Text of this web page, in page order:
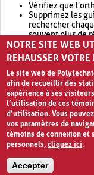
Vérifiez que
Supprimez les
rechercher
souvent plus de
Envisagez
retournera
NOTRE SITE WEB
REHAUSSER
Le site web de
afin de recueillir des
expérience à ses
l’utilisation de ces
d’utilisation. Vous
vos paramètres de
témoins de connexion et
personnels,cliquez ici.
Accepter